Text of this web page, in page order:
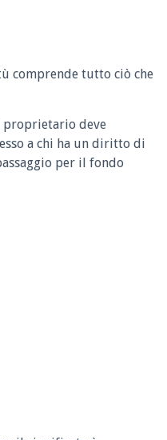
comprende tutto ciò che
proprietario deve
a chi ha un diritto di
per il fondo